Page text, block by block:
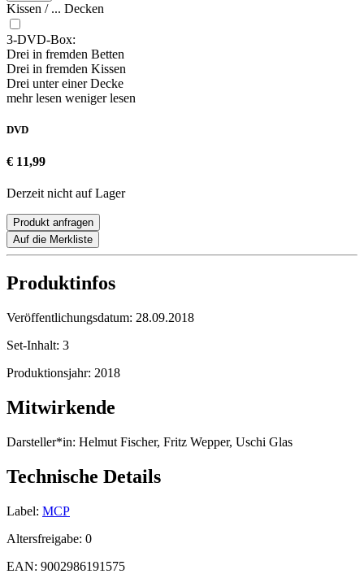
Kissen / ... Decken
3-DVD-Box:
Drei in fremden Betten
Drei in fremden Kissen
Drei unter einer Decke
mehr lesen weniger lesen
DVD
€ 11,99
Derzeit nicht auf Lager
Produkt anfragen
Auf die Merkliste
Produktinfos
Veröffentlichungsdatum: 28.09.2018
Set-Inhalt: 3
Produktionsjahr: 2018
Mitwirkende
Darsteller*in: Helmut Fischer, Fritz Wepper, Uschi Glas
Technische Details
Label: MCP
Altersfreigabe: 0
EAN: 9002986191575